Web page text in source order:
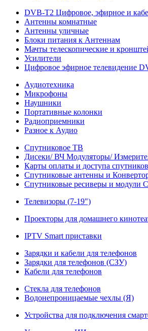
DVB-T2 Цифровое, эфирное и
Антенны комнатные
Антенны уличные
Блоки питания к Антеннам
Мачты телескопические и
Усилители
Цифровое эфирное телевидение
Аудиотехника
Микрофоны
Наушники
Портативные колонки
Радиоприемники
Разное к Аудио
Спутниковое ТВ
Дисеки/ ВЧ Модуляторы/
Карты оплаты и доступа
Спутниковые антенны и
Спутниковые ресиверы и модули
Телевизоры (7-19")
Проекторы для домашнего
IPTV Smart приставки
Зарядки и кабели для телефонов
Зарядки для телефонов (СЗУ)
Кабели для телефонов
Стекла для телефонов
Водонепроницаемые чехлы (Я)
Устройства для подключения